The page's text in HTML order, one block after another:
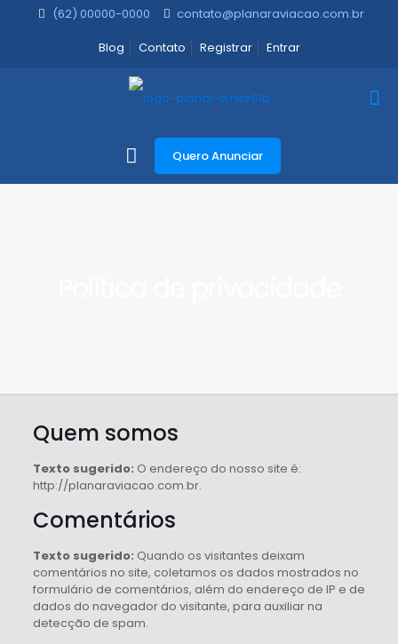
(62) 00000-0000
contato@planaraviacao.com.br
Blog
Contato Registrar Entrar
Quero Anunciar
Quem somos
Texto sugerido: O endereço do nosso site é:
http://planaraviacao.com.br.
Comentários
Texto sugerido: Quando os visitantes deixam
comentários no site, coletamos os dados mostrados no
formulário de comentários, além do endereço de IP e de
dados do navegador do visitante, para auxiliar na
detecção de spam.